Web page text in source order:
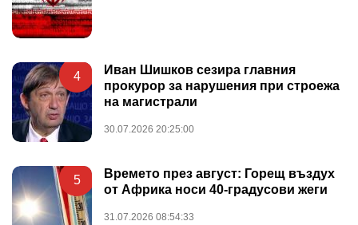
4
Иван Шишков сезира главния
прокурор за нарушения при строежа
на магистрали
30.07.2026 20:25:00
5
Времето през август: Горещ въздух
от Африка носи 40-градусови жеги
31.07.2026 08:54:33